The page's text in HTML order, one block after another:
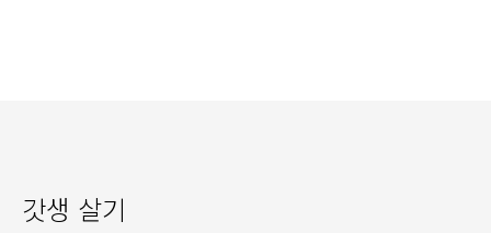
갓생 살기